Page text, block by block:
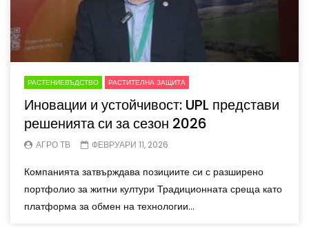
РАСТЕНИЕВЪДСТВО РАСТИТЕЛНА ЗАЩИТА
Иновации и устойчивост: UPL представи
решенията си за сезон 2026
АГРО ТВ ФЕВРУАРИ 11, 2026
Компанията затвърждава позициите си с разширено
портфолио за житни култури Традиционната среща като
платформа за обмен на технологии...